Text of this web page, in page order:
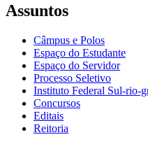
Assuntos
Câmpus e Polos
Espaço do Estudante
Espaço do Servidor
Processo Seletivo
Instituto Federal Sul-rio-
Concursos
Editais
Reitoria